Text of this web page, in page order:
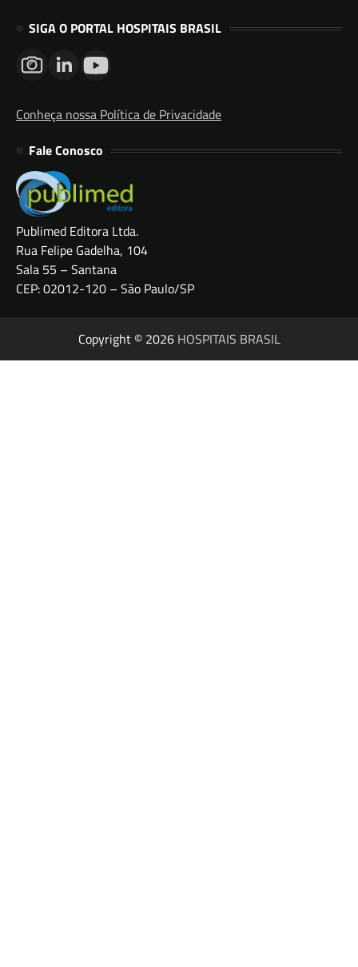
SIGA O PORTAL HOSPITAIS BRASIL
Conheça nossa Política de Privacidade
Fale Conosco
Publimed Editora Ltda.
Rua Felipe Gadelha, 104
Sala 55 – Santana
CEP: 02012-120 – São Paulo/SP
Copyright © 2026 HOSPITAIS BRASIL